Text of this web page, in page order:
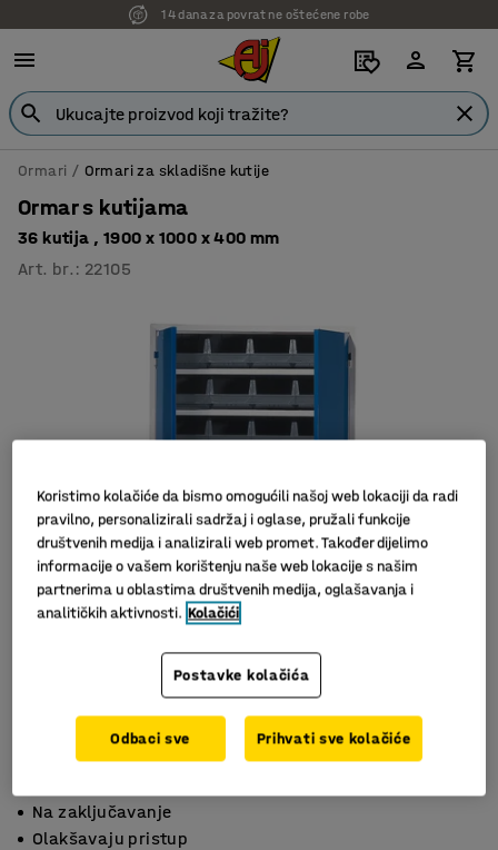
14 dana za povrat ne oštećene robe
Ormari Ormari za skladišne kutije
Ormar s kutijama
36 kutija , 1900 x 1000 x 400 mm
Art. br. : 22105
Na zaključavanje
Olakšavaju pristup
Koristimo kolačiće da bismo omogućili našoj web lokaciji da radi
pravilno, personalizirali sadržaj i oglase, pružali funkcije
društvenih medija i analizirali web promet. Također dijelimo
informacije o vašem korištenju naše web lokacije s našim
partnerima u oblastima društvenih medija, oglašavanja i
analitičkih aktivnosti. Kolačići
Postavke kolačića
Odbaci sve Prihvati sve kolačiće